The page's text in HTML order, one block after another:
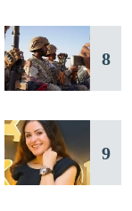
8
9